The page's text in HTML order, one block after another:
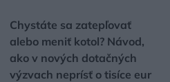
Chystáte sa zatepľovať
alebo meniť kotol? Návod,
ako v nových dotačných
výzvach neprísť o tisíce eur